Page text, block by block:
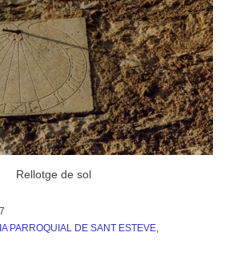
Rellotge de sol
PARROQUIAL DE SANT ESTEVE,